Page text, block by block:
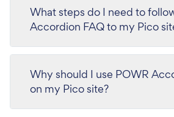
What steps do I need to
Accordion FAQ to my Pico
Why should I use POWR
on my Pico site?